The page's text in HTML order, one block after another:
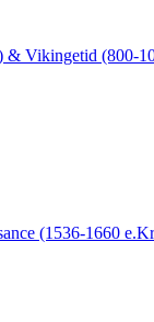
& Vikingetid (800-
(1536-1660